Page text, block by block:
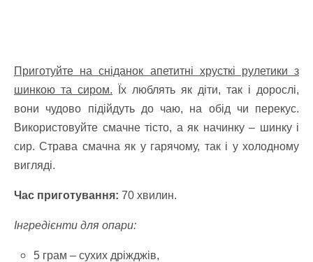
Приготуйте на сніданок апетитні хрусткі рулетики з
шинкою та сиром. Їх люблять як діти, так і дорослі,
вони чудово підійдуть до чаю, на обід чи перекус.
Використовуйте смачне тісто, а як начинку – шинку і
сир. Страва смачна як у гарячому, так і у холодному
вигляді.
Час приготування: 70 хвилин.
Інгредієнти для опари:
5 грам – сухих дріжджів,